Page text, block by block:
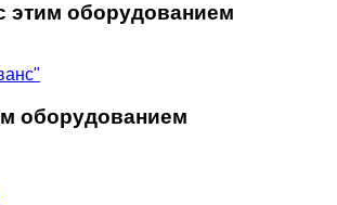
этим оборудованием
оборудованием